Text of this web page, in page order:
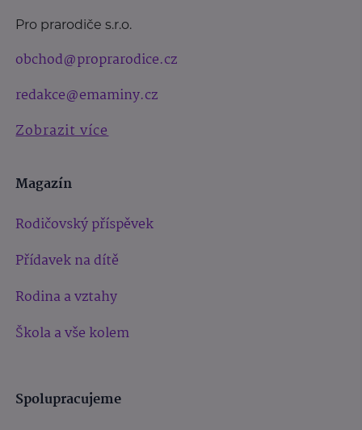
Pro prarodiče s.r.o.
obchod@proprarodice.cz
redakce@emaminy.cz
Zobrazit více
Magazín
Rodičovský příspěvek
Přídavek na dítě
Rodina a vztahy
Škola a vše kolem
Spolupracujeme